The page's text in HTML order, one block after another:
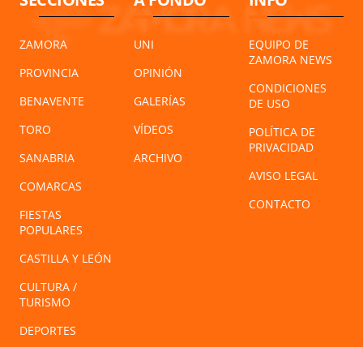
ZAMORA
PROVINCIA
BENAVENTE
TORO
SANABRIA
COMARCAS
FIESTAS
POPULARES
CASTILLA Y LEÓN
CULTURA /
TURISMO
DEPORTES
UNI
OPINIÓN
GALERÍAS
VÍDEOS
ARCHIVO
EQUIPO DE
ZAMORA NEWS
CONDICIONES
DE USO
POLÍTICA DE
PRIVACIDAD
AVISO LEGAL
CONTACTO